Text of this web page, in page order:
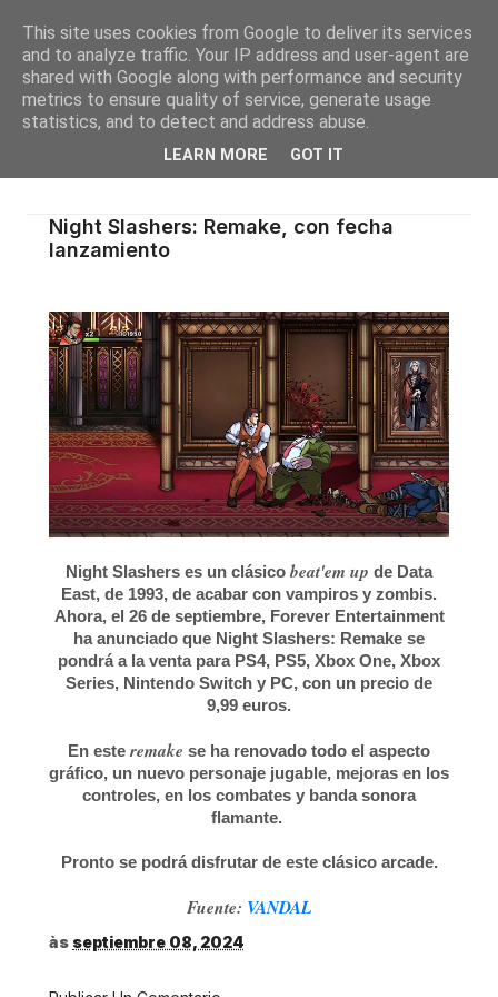
Night Slashers: Remake, con fecha
lanzamiento
Night Slashers es un clásico beat'em up de Data
East, de 1993, de acabar con vampiros y zombis.
Ahora, el 26 de septiembre, Forever Entertainment
ha anunciado que Night Slashers: Remake se
pondrá a la venta para PS4, PS5, Xbox One, Xbox
Series, Nintendo Switch y PC, con un precio de
9,99 euros.
En este remake se ha renovado todo el aspecto
gráfico, un nuevo personaje jugable, mejoras en los
controles, en los combates y banda sonora
flamante.
Pronto se podrá disfrutar de este clásico arcade.
Fuente: VANDAL
às septiembre 08, 2024
This site uses cookies from Google to deliver its services
and to analyze traffic. Your IP address and user-agent are
shared with Google along with performance and security
metrics to ensure quality of service, generate usage
statistics, and to detect and address abuse.
LEARN MORE GOT IT